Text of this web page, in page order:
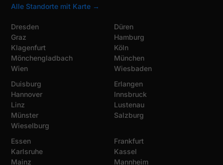
Alle Standorte mit Karte →
Dresden
Graz
Klagenfurt
Mönchengladbach
Wien
Düren
Hamburg
Köln
München
Wiesbaden
Duisburg
Hannover
Linz
Münster
Wieselburg
Erlangen
Innsbruck
Lustenau
Salzburg
Essen
Karlsruhe
Mainz
Frankfurt
Kassel
Mannheim